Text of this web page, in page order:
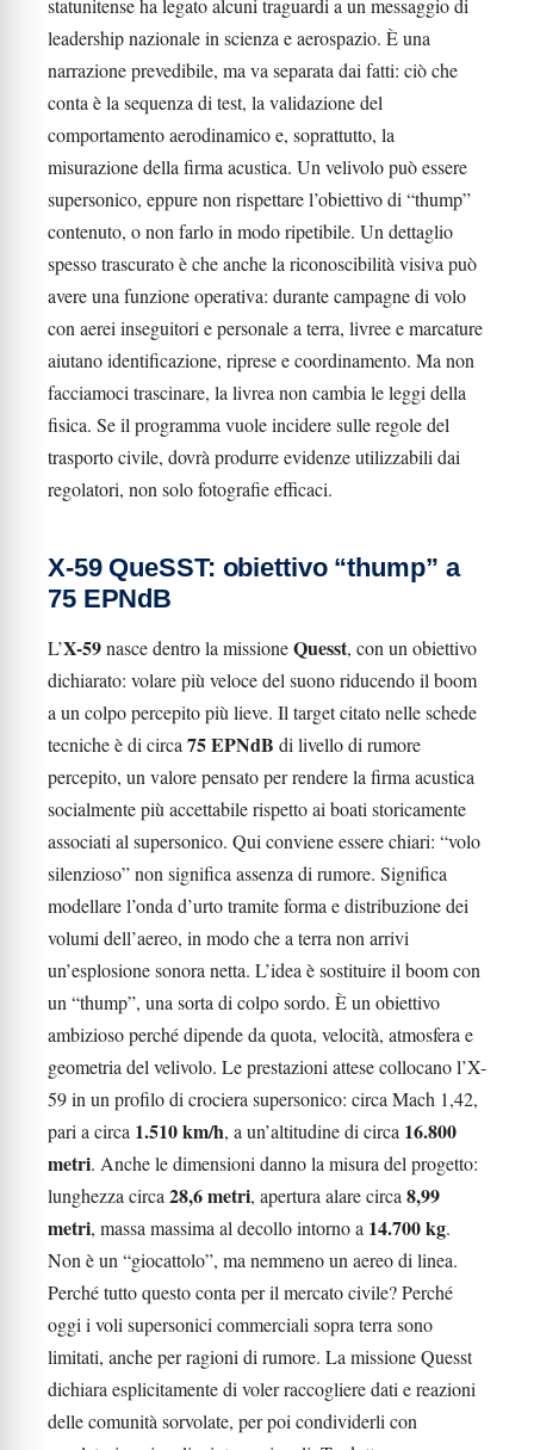
statunitense ha legato alcuni traguardi a un messaggio di
leadership nazionale in scienza e aerospazio. È una
narrazione prevedibile, ma va separata dai fatti: ciò che
conta è la sequenza di test, la validazione del
comportamento aerodinamico e, soprattutto, la
misurazione della firma acustica. Un velivolo può essere
supersonico, eppure non rispettare l’obiettivo di “thump”
contenuto, o non farlo in modo ripetibile. Un dettaglio
spesso trascurato è che anche la riconoscibilità visiva può
avere una funzione operativa: durante campagne di volo
con aerei inseguitori e personale a terra, livree e marcature
aiutano identificazione, riprese e coordinamento. Ma non
facciamoci trascinare, la livrea non cambia le leggi della
fisica. Se il programma vuole incidere sulle regole del
trasporto civile, dovrà produrre evidenze utilizzabili dai
regolatori, non solo fotografie efficaci.
X-59 QueSST: obiettivo “thump” a
75 EPNdB
L’X-59nasce dentro la missioneQuesst, con un obiettivo
dichiarato: volare più veloce del suono riducendo il boom
a un colpo percepito più lieve. Il target citato nelle schede
tecniche è di circa 75 EPNdB di livello di rumore
percepito, un valore pensato per rendere la firma acustica
socialmente più accettabile rispetto ai boati storicamente
associati al supersonico. Qui conviene essere chiari: “volo
silenzioso” non significa assenza di rumore. Significa
modellare l’onda d’urto tramite forma e distribuzione dei
volumi dell’aereo, in modo che a terra non arrivi
un’esplosione sonora netta. L’idea è sostituire il boom con
un “thump”, una sorta di colpo sordo. È un obiettivo
ambizioso perché dipende da quota, velocità, atmosfera e
geometria del velivolo. Le prestazioni attese collocano l’X-
59 in un profilo di crociera supersonico: circa Mach 1,42,
pari a circa 1.510 km/h, a un’altitudine di circa 16.800
metri. Anche le dimensioni danno la misura del progetto:
lunghezza circa 28,6 metri, apertura alare circa 8,99
metri, massa massima al decollo intorno a 14.700 kg.
Non è un “giocattolo”, ma nemmeno un aereo di linea.
Perché tutto questo conta per il mercato civile? Perché
oggi i voli supersonici commerciali sopra terra sono
limitati, anche per ragioni di rumore. La missione Quesst
dichiara esplicitamente di voler raccogliere dati e reazioni
delle comunità sorvolate, per poi condividerli con